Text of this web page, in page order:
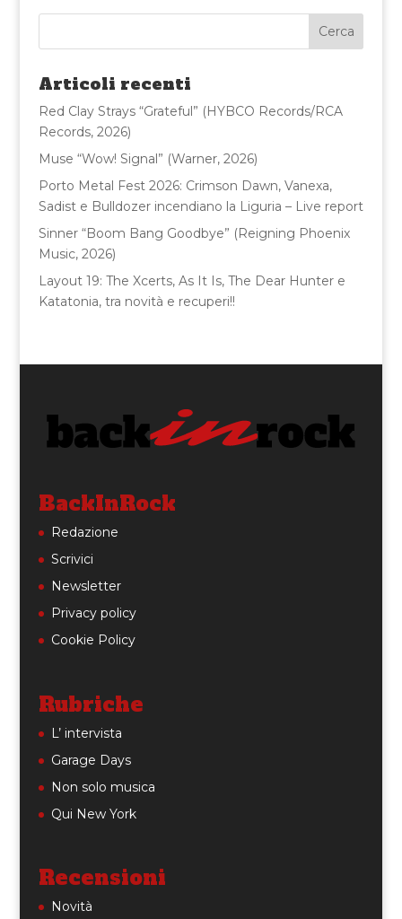
e
b
o
o
k
te
r
l
di
vi
di
Articoli recenti
Red Clay Strays “Grateful” (HYBCO Records/RCA
Records, 2026)
Muse “Wow! Signal” (Warner, 2026)
Porto Metal Fest 2026: Crimson Dawn, Vanexa,
Sadist e Bulldozer incendiano la Liguria – Live report
Sinner “Boom Bang Goodbye” (Reigning Phoenix
Music, 2026)
Layout 19: The Xcerts, As It Is, The Dear Hunter e
Katatonia, tra novità e recuperi!!
BackInRock
Redazione
Scrivici
Newsletter
Privacy policy
Cookie Policy
Rubriche
L’ intervista
Garage Days
Non solo musica
Qui New York
Recensioni
Novità